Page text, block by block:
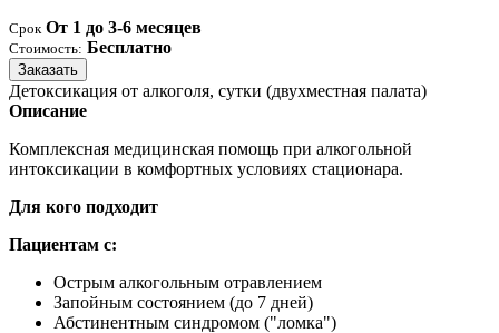
Срок От 1 до 3-6 месяцев
Стоимость: Бесплатно
Заказать
Детоксикация от алкоголя, сутки (двухместная палата)
Описание
Комплексная медицинская помощь при алкогольной
интоксикации в комфортных условиях стационара.
Для кого подходит
Пациентам с:
Острым алкогольным отравлением
Запойным состоянием (до 7 дней)
Абстинентным синдромом ("ломка")